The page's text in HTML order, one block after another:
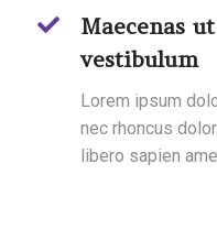
Maecenas
vestibulum
Lorem ipsum
nec rhoncus
libero sapien